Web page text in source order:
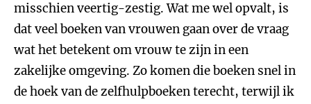
misschien veertig-zestig. Wat me wel opvalt, is
dat veel boeken van vrouwen gaan over de vraag
wat het betekent om vrouw te zijn in een
zakelijke omgeving. Zo komen die boeken snel in
de hoek van de zelfhulpboeken terecht, terwijl ik